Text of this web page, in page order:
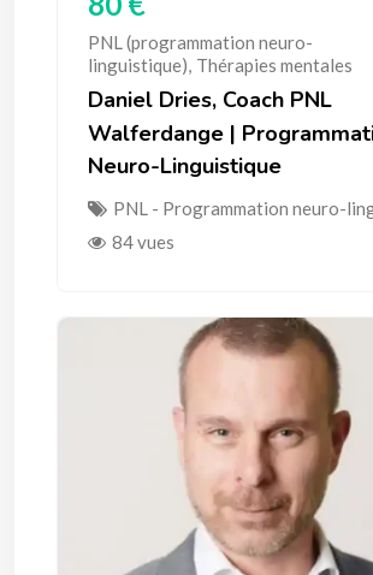
PNL (programmation neuro-
linguistique), Thérapies mentales
Daniel Dries, Coach PNL
Walferdange |
Neuro-Linguistique
PNL - Programmation neuro-
84 vues